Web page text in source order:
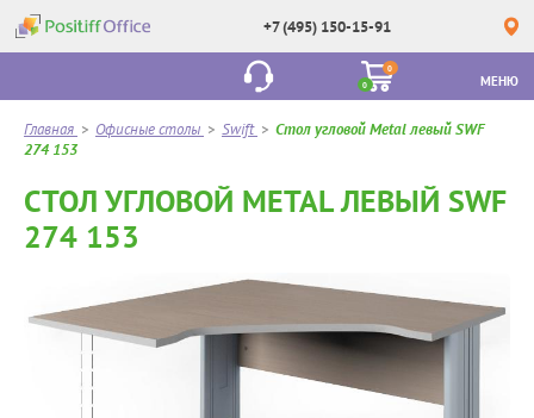
+7 (495) 150-15-91
0
0
МЕНЮ
Главная > Офисные столы > Swift > Стол угловой Metal левый SWF
274 153
СТОЛ УГЛОВОЙ METAL ЛЕВЫЙ SWF
274 153